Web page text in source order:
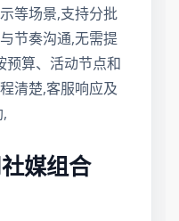
等场景,支持分批
节奏沟通,无需提
预算、活动节点和
清楚,客服响应及
媒组合